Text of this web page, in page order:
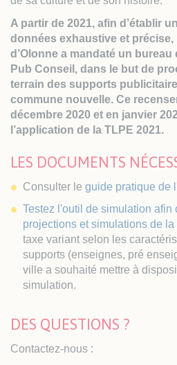
A partir de 2021, afin d’établir
données exhaustive et précise,
d’Olonne a mandaté un
Pub Conseil, dans le but de
terrain des supports
commune nouvelle. Ce
décembre 2020 et en janvier
l’application de la TLPE 2021.
LES DOCUMENTS
Consulter le guide pratique de
Testez l'outil de simulation afin
projections et simulations de la
taxe variant selon les
supports (enseignes, pré
ville a souhaité mettre à
simulation.
DES QUESTIONS ?
Contactez-nous :